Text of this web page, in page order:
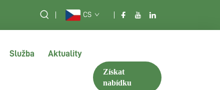
CS
Služba Aktuality
Získat
nabídku